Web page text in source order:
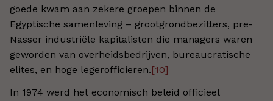
goede kwam aan zekere groepen binnen de
Egyptische samenleving – grootgrondbezitters, pre-
Nasser industriële kapitalisten die managers waren
geworden van overheidsbedrijven, bureaucratische
elites, en hoge legerofficieren.[10]
In 1974 werd het economisch beleid officieel